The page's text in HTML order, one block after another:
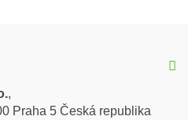
,
Praha 5 Česká republika